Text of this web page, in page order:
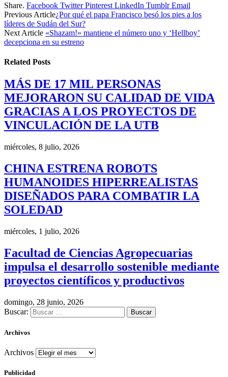
Share. Facebook Twitter Pinterest LinkedIn Tumblr Email
Previous Article¿Por qué el papa Francisco besó los pies a los
líderes de Sudán del Sur?
Next Article «Shazam!» mantiene el número uno y ‘Hellboy’
decepciona en su estreno
Related Posts
MÁS DE 17 MIL PERSONAS
MEJORARON SU CALIDAD DE VIDA
GRACIAS A LOS PROYECTOS DE
VINCULACIÓN DE LA UTB
miércoles, 8 julio, 2026
CHINA ESTRENA ROBOTS
HUMANOIDES HIPERREALISTAS
DISEÑADOS PARA COMBATIR LA
SOLEDAD
miércoles, 1 julio, 2026
Facultad de Ciencias Agropecuarias
impulsa el desarrollo sostenible mediante
proyectos científicos y productivos
domingo, 28 junio, 2026
Buscar:
Archivos
Archivos
Publicidad